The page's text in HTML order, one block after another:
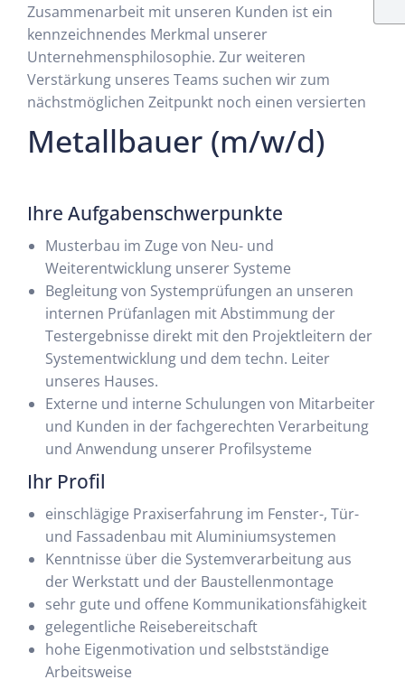
Zusammenarbeit mit unseren Kunden ist ein
kennzeichnendes Merkmal unserer
Unternehmensphilosophie. Zur weiteren
Verstärkung unseres Teams suchen wir zum
nächstmöglichen Zeitpunkt noch einen versierten
Metallbauer (m/w/d)
Ihre Aufgabenschwerpunkte
Musterbau im Zuge von Neu- und
Weiterentwicklung unserer Systeme
Begleitung von Systemprüfungen an unseren
internen Prüfanlagen mit Abstimmung der
Testergebnisse direkt mit den Projektleitern der
Systementwicklung und dem techn. Leiter
unseres Hauses.
Externe und interne Schulungen von Mitarbeiter
und Kunden in der fachgerechten Verarbeitung
und Anwendung unserer Profilsysteme
Ihr Profil
einschlägige Praxiserfahrung im Fenster-, Tür-
und Fassadenbau mit Aluminiumsystemen
Kenntnisse über die Systemverarbeitung aus
der Werkstatt und der Baustellenmontage
sehr gute und offene Kommunikationsfähigkeit
gelegentliche Reisebereitschaft
hohe Eigenmotivation und selbstständige
Arbeitsweise